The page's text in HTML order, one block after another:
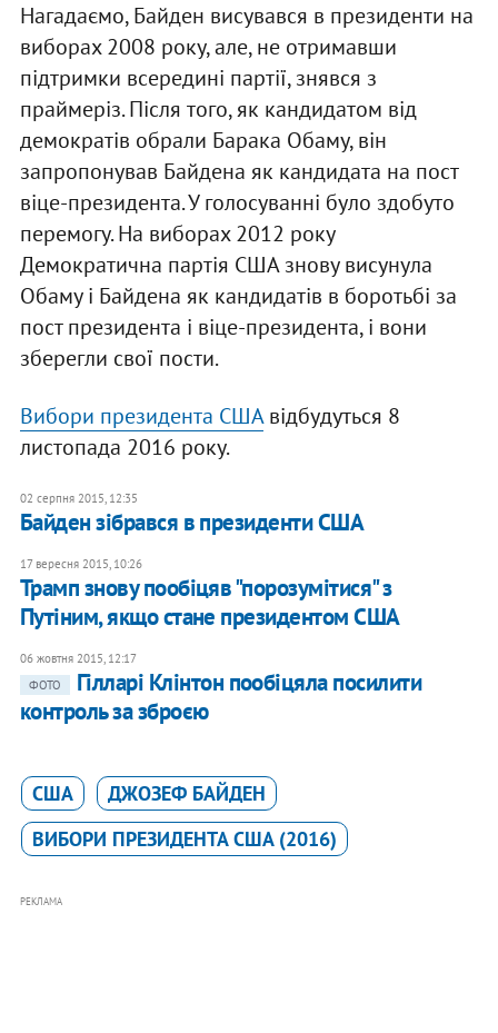
Нагадаємо, Байден висувався в президенти на
виборах 2008 року, але, не отримавши
підтримки всередині партії, знявся з
праймеріз. Після того, як кандидатом від
демократів обрали Барака Обаму, він
запропонував Байдена як кандидата на пост
віце-президента. У голосуванні було здобуто
перемогу. На виборах 2012 року
Демократична партія США знову висунула
Обаму і Байдена як кандидатів в боротьбі за
пост президента і віце-президента, і вони
зберегли свої пости.
Вибори президента СШАвідбудуться 8
листопада 2016 року.
02 серпня 2015, 12:35
Байден зібрався в президенти США
17 вересня 2015, 10:26
Трамп знову пообіцяв "порозумітися" з
Путіним, якщо стане президентом США
06 жовтня 2015, 12:17
ФОТО
Гілларі Клінтон пообіцяла посилити
контроль за зброєю
США
ДЖОЗЕФ БАЙДЕН
ВИБОРИ ПРЕЗИДЕНТА США (2016)
РЕКЛАМА